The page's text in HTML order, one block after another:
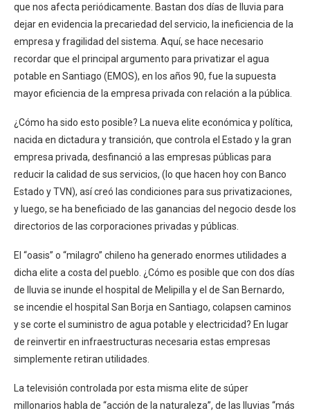
que nos afecta periódicamente. Bastan dos días de lluvia para
dejar en evidencia la precariedad del servicio, la ineficiencia de la
empresa y fragilidad del sistema. Aquí, se hace necesario
recordar que el principal argumento para privatizar el agua
potable en Santiago (EMOS), en los años 90, fue la supuesta
mayor eficiencia de la empresa privada con relación a la pública.
¿Cómo ha sido esto posible? La nueva elite económica y política,
nacida en dictadura y transición, que controla el Estado y la gran
empresa privada, desfinanció a las empresas públicas para
reducir la calidad de sus servicios, (lo que hacen hoy con Banco
Estado y TVN), así creó las condiciones para sus privatizaciones,
y luego, se ha beneficiado de las ganancias del negocio desde los
directorios de las corporaciones privadas y públicas.
El “oasis” o “milagro” chileno ha generado enormes utilidades a
dicha elite a costa del pueblo. ¿Cómo es posible que con dos días
de lluvia se inunde el hospital de Melipilla y el de San Bernardo,
se incendie el hospital San Borja en Santiago, colapsen caminos
y se corte el suministro de agua potable y electricidad? En lugar
de reinvertir en infraestructuras necesaria estas empresas
simplemente retiran utilidades.
La televisión controlada por esta misma elite de súper
millonarios habla de “acción de la naturaleza”, de las lluvias “más